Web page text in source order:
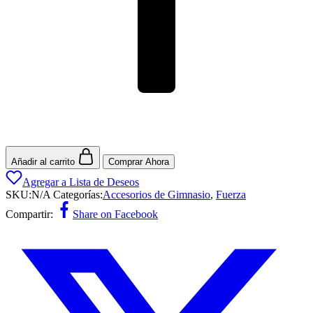
Añadir al carrito Comprar Ahora
Agregar a Lista de Deseos
SKU:N/A Categorías:Accesorios de Gimnasio, Fuerza
Compartir:
Share on Facebook